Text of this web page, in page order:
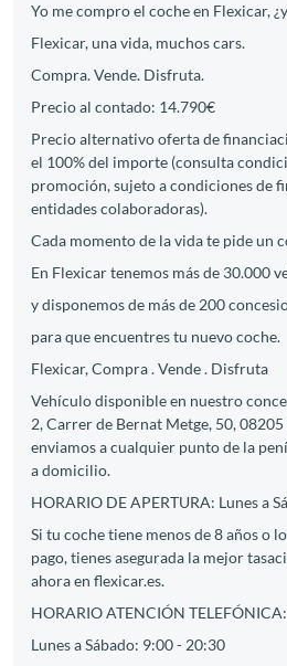
Yo me compro el coche en Flexicar,
Flexicar, una vida, muchos cars.
Compra. Vende. Disfruta.
Precio al contado: 14.790€
Precio alternativo oferta de
el 100% del importe (consulta
promoción, sujeto a condiciones de
entidades colaboradoras).
Cada momento de la vida te pide un
En Flexicar tenemos más de 30.000
y disponemos de más de 200
para que encuentres tu nuevo coche.
Flexicar, Compra . Vende . Disfruta
Vehículo disponible en nuestro
2, Carrer de Bernat Metge, 50, 08205
enviamos a cualquier punto de la
a domicilio.
HORARIO DE APERTURA: Lunes a
Si tu coche tiene menos de 8 años o
pago, tienes asegurada la mejor
ahora en flexicar.es.
HORARIO ATENCIÓN TELEFÓNICA:
Lunes a Sábado: 9:00 - 20:30